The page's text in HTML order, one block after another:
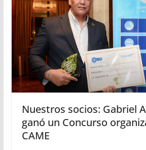
Nuestros socios: Gabriel
ganó un Concurso
CAME